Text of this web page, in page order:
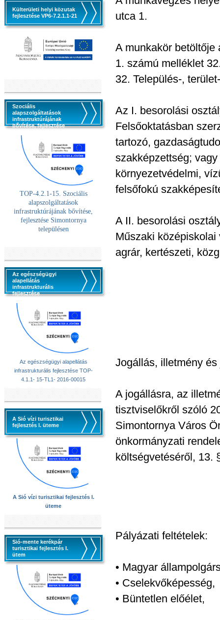
Külterületi helyi közutak
fejlesztése VP6-7.2.1.1-21
Szociális
alapszolgáltatások
infrastruktúrájának
bővítése, fejlesztése
TOP-4.2.1-15. Szociális
alapszolgáltatások
infrastruktúrájának bővítése,
fejlesztése Simontornya
településen
Az egészségügyi
alapellátás
infrastrukturális
fejlesztése
Az egészségügyi alapellátás
infrastrukturális fejlesztése TOP-
4.1.1- 15-TL1- 2016-00015
A Sió vízi turisztikai
fejlesztés I. üteme
A Sió vízi turisztikai fejlesztés I.
üteme
Sió-mente kerékpár
turisztikai fejlesztés I.
ütem
utca 1.
A munkakör betöltője
1. számú melléklet
32. Település-,
Az I. besorolási
Felsőoktatásban
tartozó,
szakképzettség;
környezetvédelmi,
felsőfokú
A II. besorolási
Műszaki
agrár, kertészeti,
Jogállás, illetmény
A jogállásra, az
tisztviselőkről szóló
Simontornya Város
önkormányzati
költségvetéséről, 13.
Pályázati feltételek:
• Magyar
• Cselekvőképesség,
• Büntetlen előélet,